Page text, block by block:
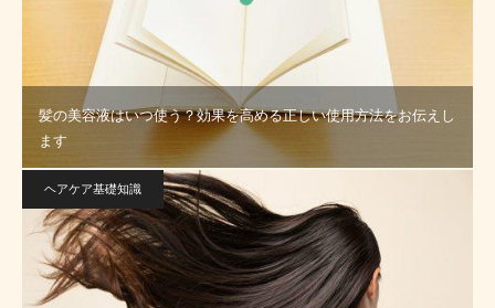
髪の美容液はいつ使う？効果を高める正しい使用方法をお伝えし
ます
ヘアケア基礎知識